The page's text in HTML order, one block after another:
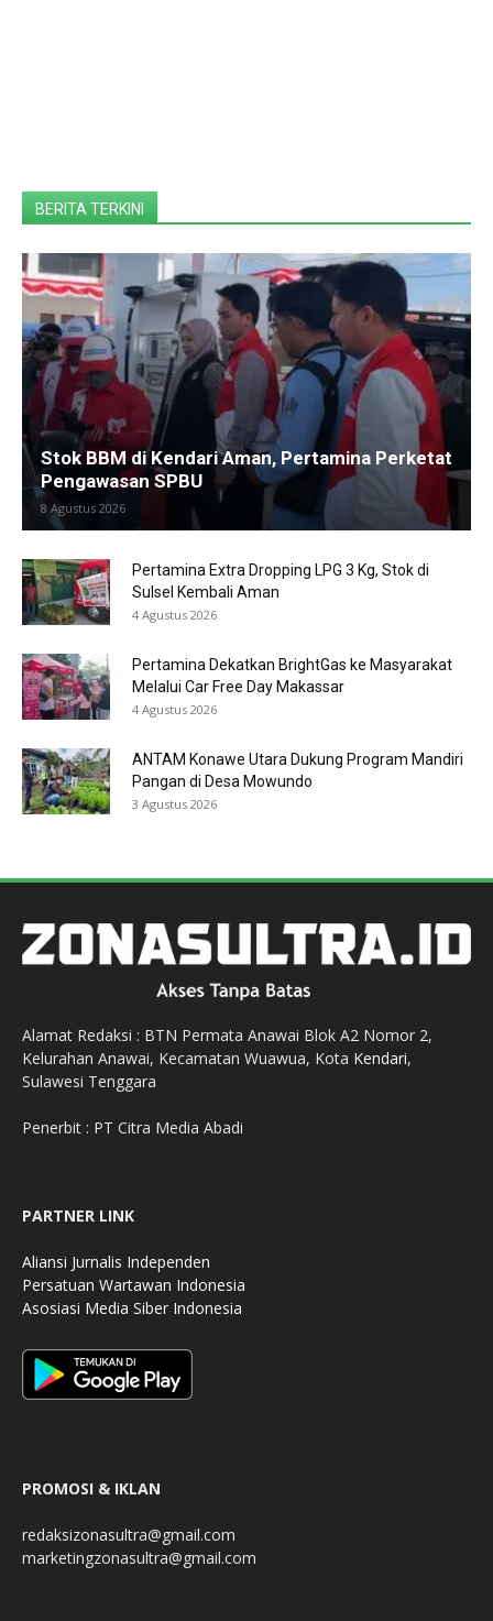
BERITA TERKINI
Stok BBM di Kendari Aman, Pertamina Perketat
Pengawasan SPBU
8 Agustus 2026
Pertamina Extra Dropping LPG 3 Kg, Stok di
Sulsel Kembali Aman
4 Agustus 2026
Pertamina Dekatkan BrightGas ke Masyarakat
Melalui Car Free Day Makassar
4 Agustus 2026
ANTAM Konawe Utara Dukung Program Mandiri
Pangan di Desa Mowundo
3 Agustus 2026
Alamat Redaksi : BTN Permata Anawai Blok A2 Nomor 2,
Kelurahan Anawai, Kecamatan Wuawua, Kota Kendari,
Sulawesi Tenggara
Penerbit : PT Citra Media Abadi
PARTNER LINK
Aliansi Jurnalis Independen
Persatuan Wartawan Indonesia
Asosiasi Media Siber Indonesia
PROMOSI & IKLAN
redaksizonasultra@gmail.com
marketingzonasultra@gmail.com